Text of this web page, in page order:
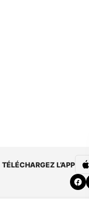
TÉLÉCHARGEZ L’APP